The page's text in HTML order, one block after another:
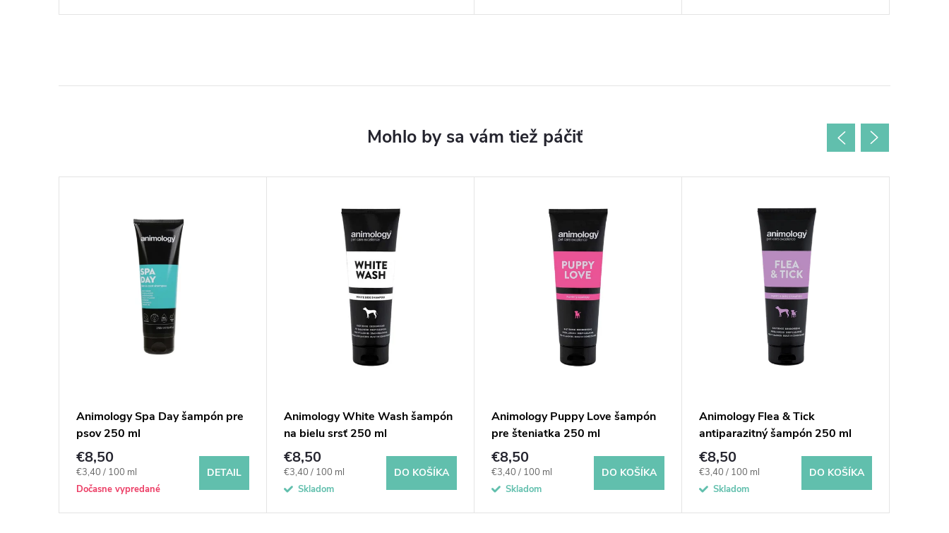
Animology Spa Day šampón pre
psov 250 ml
€8,50
Jednotková
cena:
€3,40 / 100 ml
Dočasne vypredané
DETAIL
Animology White Wash šampón
na bielu srsť 250 ml
€8,50
Jednotková
cena:
€3,40 / 100 ml
Skladom
DO KOŠÍKA
Animology Puppy Love šampón
pre šteniatka 250 ml
€8,50
Jednotková
cena:
€3,40 / 100 ml
Skladom
DO KOŠÍKA
Animology Flea & Tick
antiparazitný šampón 250 ml
€8,50
Jednotková
cena:
€3,40 / 100 ml
Skladom
DO KOŠÍKA